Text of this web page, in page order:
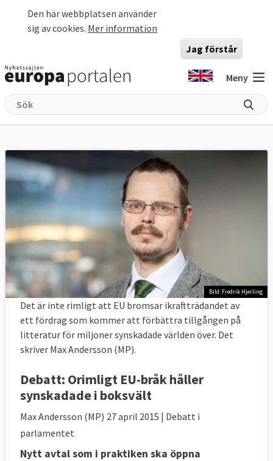
Den här webbplatsen använder
sig av cookies. Mer information
Jag förstår
Meny
Bild: Fredrik Hjerling
Det är inte rimligt att EU bromsar ikraftträdandet av
ett fördrag som kommer att förbättra tillgången på
litteratur för miljoner synskadade världen över. Det
skriver Max Andersson (MP).
Debatt: Orimligt EU-bråk håller
synskadade i boksvält
Max Andersson (MP) 27 april 2015 | Debatt i
parlamentet
Nytt avtal som i praktiken ska öppna